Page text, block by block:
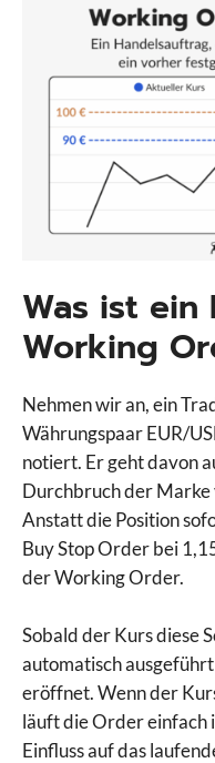
Was ist
Working
Nehmen wir an, ein
Währungspaar EUR/
notiert. Er geht davon
Durchbruch der
Anstatt die Position
Buy Stop Order bei
der Working Order.
Sobald der Kurs diese
automatisch
eröffnet. Wenn der
läuft die Order einfach
Einfluss auf das